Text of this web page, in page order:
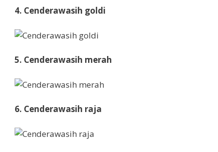
4. Cenderawasih goldi
5. Cenderawasih merah
6. Cenderawasih raja